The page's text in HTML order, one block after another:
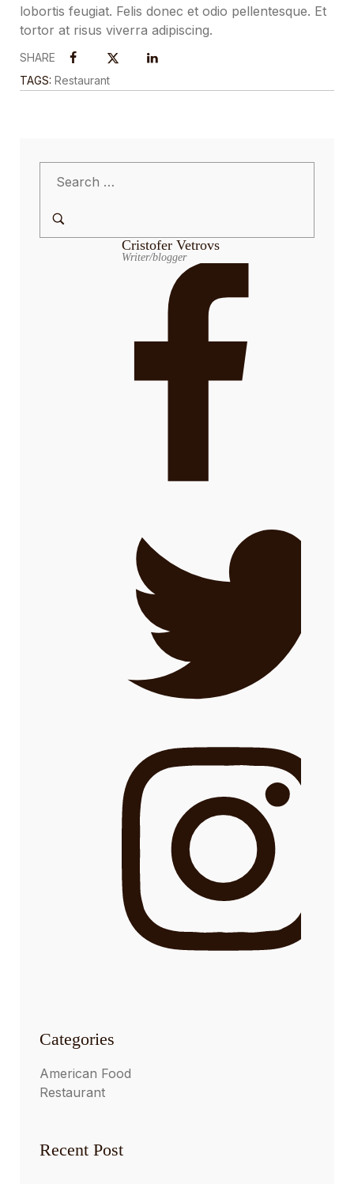
lobortis feugiat. Felis donec et odio pellentesque. Et
tortor at risus viverra adipiscing.
SHARE
TAGS: Restaurant
Cristofer Vetrovs
Writer/blogger
Categories
American Food
Restaurant
Recent Post